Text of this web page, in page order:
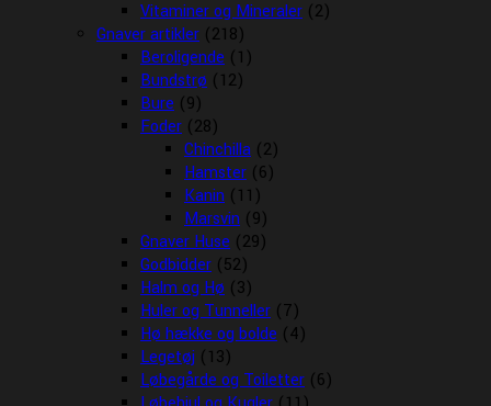
Vitaminer og Mineraler (2)
Gnaver artikler (218)
Beroligende (1)
Bundstrø (12)
Bure (9)
Foder (28)
Chinchilla (2)
Hamster (6)
Kanin (11)
Marsvin (9)
Gnaver Huse (29)
Godbidder (52)
Halm og Hø (3)
Huler og Tunneller (7)
Hø hække og bolde (4)
Legetøj (13)
Løbegårde og Toiletter (6)